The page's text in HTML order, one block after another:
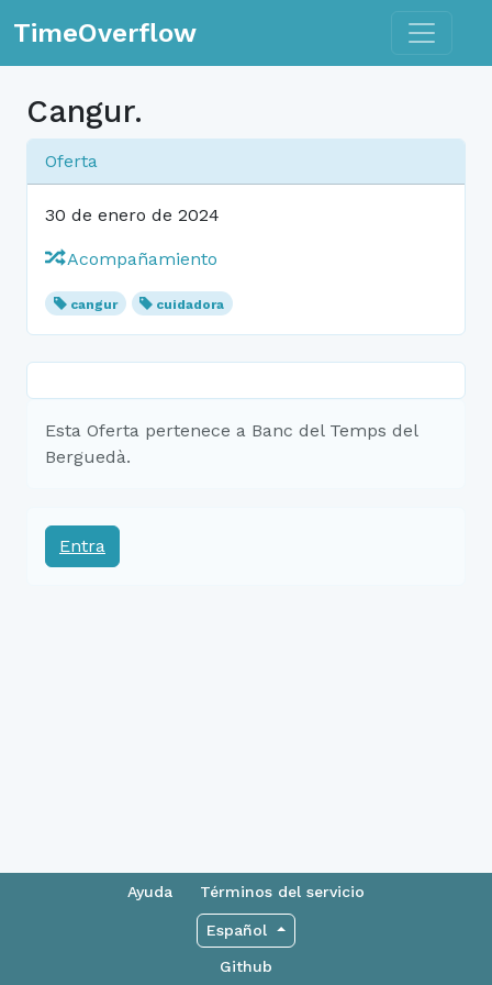
TimeOverflow Toggle
Cangur.
Oferta
30 de enero de 2024
Acompañamiento
cangur cuidadora
Esta Oferta pertenece a Banc del Temps del
Berguedà.
Entra
Ayuda Términos del servicio
Español
Github